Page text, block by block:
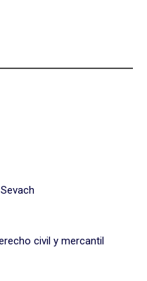
civil y mercantil